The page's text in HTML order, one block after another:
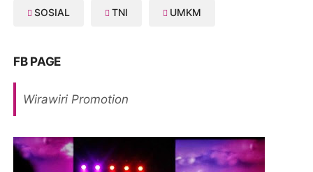
SOSIAL TNI UMKM
FB PAGE
Wirawiri Promotion